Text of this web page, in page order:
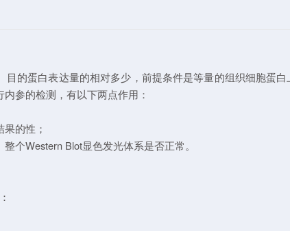
目的蛋白表达量的相对多少，前提条件是等量的组织细胞蛋
参的检测，有以下两点作用：
的性；
个Western Blot显色发光体系是否正常。